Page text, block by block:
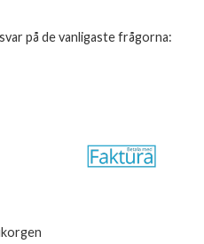
på de vanligaste frågorna: